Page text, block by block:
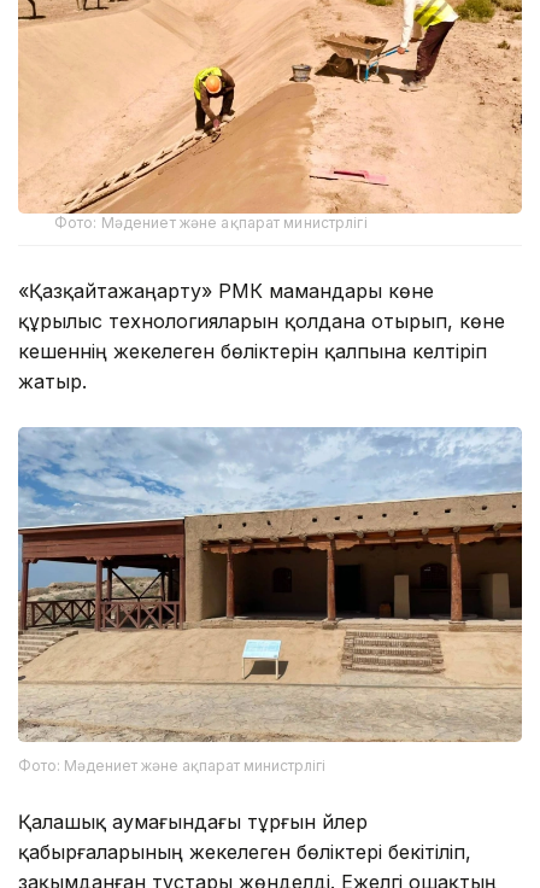
Фото: Мәдениет және ақпарат министрлігі
«Қазқайтажаңарту» РМК мамандары көне
құрылыс технологияларын қолдана отырып, көне
кешеннің жекелеген бөліктерін қалпына келтіріп
жатыр.
Фото: Мәдениет және ақпарат министрлігі
Қалашық аумағындағы тұрғын үйлер
қабырғаларының жекелеген бөліктері бекітіліп,
зақымданған тұстары жөнделді. Ежелгі ошақтың